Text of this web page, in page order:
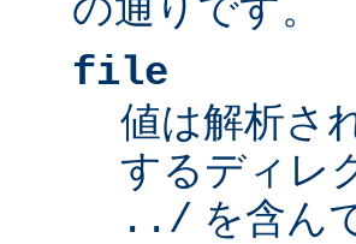
file
値は解析さ
するディレ
../ を含ん